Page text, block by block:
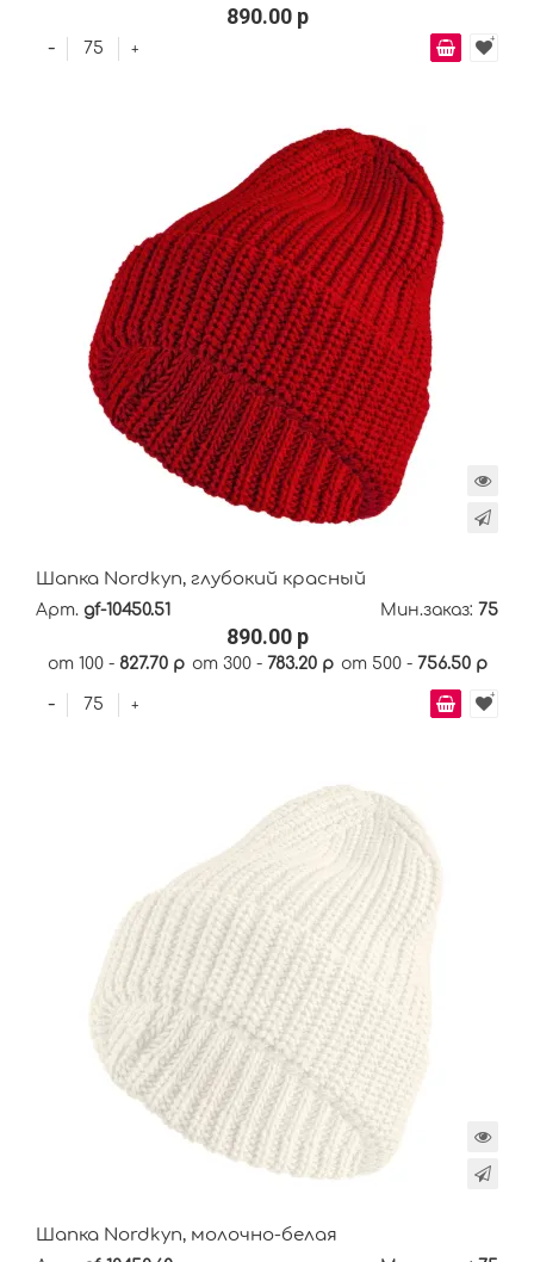
890.00 р
+
-
Шапка Nordkyn, глубокий красный
Арт. gf-10450.51 Мин.заказ: 75
890.00 р
от 100 - 827.70 р от 300 - 783.20 р от 500 - 756.50 р
+
-
Шапка Nordkyn, молочно-белая